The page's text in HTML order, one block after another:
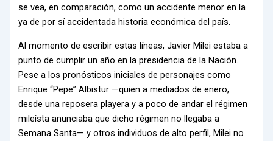
se vea, en comparación, como un accidente menor en la
ya de por sí accidentada historia económica del país.
Al momento de escribir estas líneas, Javier Milei estaba a
punto de cumplir un año en la presidencia de la Nación.
Pese a los pronósticos iniciales de personajes como
Enrique “Pepe” Albistur —quien a mediados de enero,
desde una reposera playera y a poco de andar el régimen
mileísta anunciaba que dicho régimen no llegaba a
Semana Santa— y otros individuos de alto perfil, Milei no